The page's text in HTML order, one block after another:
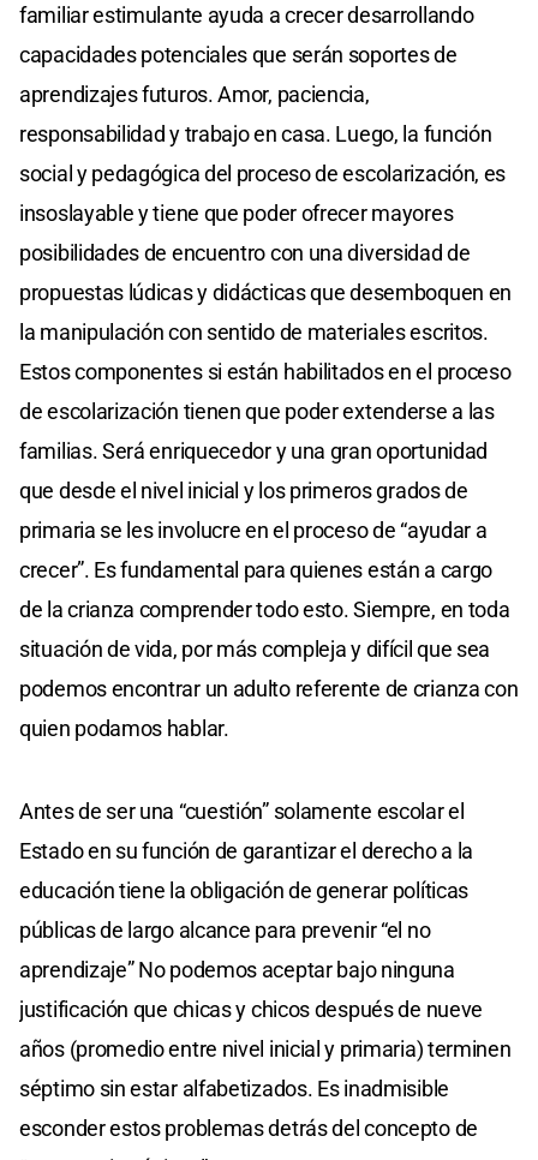
familiar estimulante ayuda a crecer desarrollando
capacidades potenciales que serán soportes de
aprendizajes futuros. Amor, paciencia,
responsabilidad y trabajo en casa. Luego, la función
social y pedagógica del proceso de escolarización, es
insoslayable y tiene que poder ofrecer mayores
posibilidades de encuentro con una diversidad de
propuestas lúdicas y didácticas que desemboquen en
la manipulación con sentido de materiales escritos.
Estos componentes si están habilitados en el proceso
de escolarización tienen que poder extenderse a las
familias. Será enriquecedor y una gran oportunidad
que desde el nivel inicial y los primeros grados de
primaria se les involucre en el proceso de “ayudar a
crecer”. Es fundamental para quienes están a cargo
de la crianza comprender todo esto. Siempre, en toda
situación de vida, por más compleja y difícil que sea
podemos encontrar un adulto referente de crianza con
quien podamos hablar.
Antes de ser una “cuestión” solamente escolar el
Estado en su función de garantizar el derecho a la
educación tiene la obligación de generar políticas
públicas de largo alcance para prevenir “el no
aprendizaje” No podemos aceptar bajo ninguna
justificación que chicas y chicos después de nueve
años (promedio entre nivel inicial y primaria) terminen
séptimo sin estar alfabetizados. Es inadmisible
esconder estos problemas detrás del concepto de